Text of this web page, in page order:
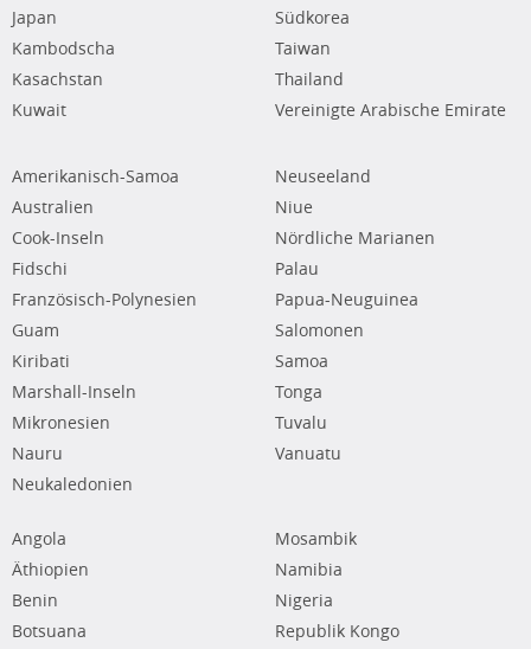
Japan
Kambodscha
Kasachstan
Kuwait
Südkorea
Taiwan
Thailand
Vereinigte Arabische Emirate
Amerikanisch-Samoa
Australien
Cook-Inseln
Fidschi
Französisch-Polynesien
Guam
Kiribati
Marshall-Inseln
Mikronesien
Nauru
Neukaledonien
Neuseeland
Niue
Nördliche Marianen
Palau
Papua-Neuguinea
Salomonen
Samoa
Tonga
Tuvalu
Vanuatu
Angola
Äthiopien
Benin
Botsuana
Mosambik
Namibia
Nigeria
Republik Kongo